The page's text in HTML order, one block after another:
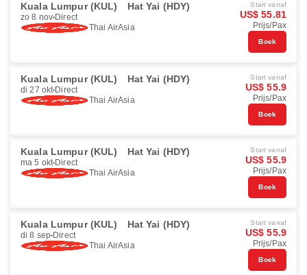
Kuala Lumpur (KUL) Hat Yai (HDY)
zo 8 nov Direct
Thai AirAsia
Start vanaf
US$ 55.81
Prijs/Pax
Boek
Kuala Lumpur (KUL) Hat Yai (HDY)
di 27 okt Direct
Thai AirAsia
Start vanaf
US$ 55.9
Prijs/Pax
Boek
Kuala Lumpur (KUL) Hat Yai (HDY)
ma 5 okt Direct
Thai AirAsia
Start vanaf
US$ 55.9
Prijs/Pax
Boek
Kuala Lumpur (KUL) Hat Yai (HDY)
di 8 sep Direct
Thai AirAsia
Start vanaf
US$ 55.9
Prijs/Pax
Boek